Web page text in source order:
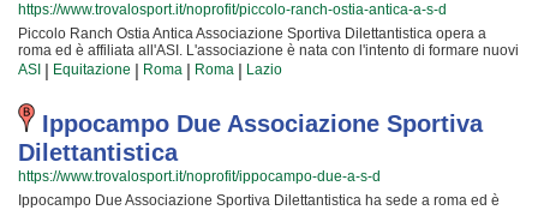
https://www.trovalosport.it/noprofit/piccolo-ranch-ostia-antica-a-s-d
Piccolo Ranch Ostia Antica Associazione Sportiva Dilettantistica opera a
roma ed è affiliata all'ASI. L'associazione è nata con l'intento di formare nuovi
atleti di equitazione e metterli alla prova attraverso le competizioni cui
partecipiamo o che organizzano insieme all'ASI! Il tutto all'insegna della
massima sicurezza e... del divertimento! Certo, non tutti possono avere la
sicurezza di diventare dei campioni ma è sicurezza che chiunque possa
avere questa ambizione e coltivare i grandi sogni della Vita! Gli istruttori sono
i più preparati della Provincia ed hanno alle loro spalle anni ed anni di
esperienze in questo mondo; per loro non c'è cosa più bella del crescere
nuove generazioni di atleti e mettere a disposizione la propria passione,
abilità... e i tanti trucchetti imparati in tutta una vita! Chi vuole fare oggi
ASI | Equitazione | Roma | Roma | Lazio
Ippocampo Due Associazione Sportiva
Dilettantistica
https://www.trovalosport.it/noprofit/ippocampo-due-a-s-d
Ippocampo Due Associazione Sportiva Dilettantistica ha sede a roma ed è